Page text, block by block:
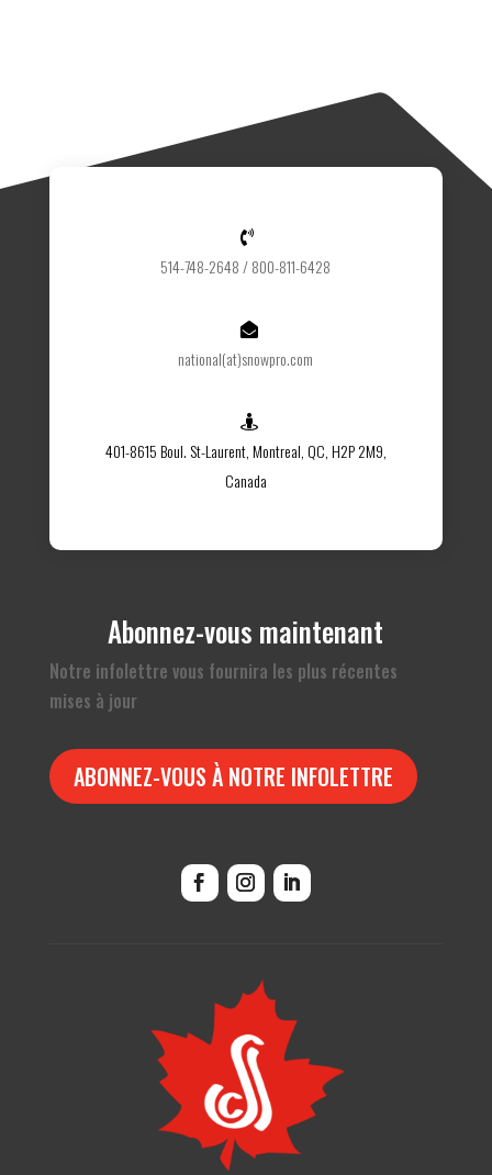

514-748-2648 / 800-811-6428

national(at)snowpro.com

401-8615 Boul. St-Laurent, Montreal, QC, H2P 2M9,
Canada
Abonnez-vous maintenant
Notre infolettre vous fournira les plus récentes
mises à jour
ABONNEZ-VOUS À NOTRE INFOLETTRE